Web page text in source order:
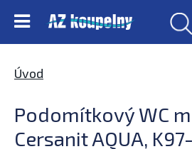
Úvod
Podomítkový WC
Cersanit AQUA,